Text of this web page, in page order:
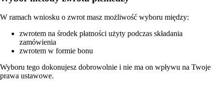
W ramach wniosku o zwrot masz możliwość wyboru między:
zwrotem na środek płatności użyty podczas składania
zamówienia
zwrotem w formie bonu
Wyboru tego dokonujesz dobrowolnie i nie ma on wpływu na Twoje
prawa ustawowe.